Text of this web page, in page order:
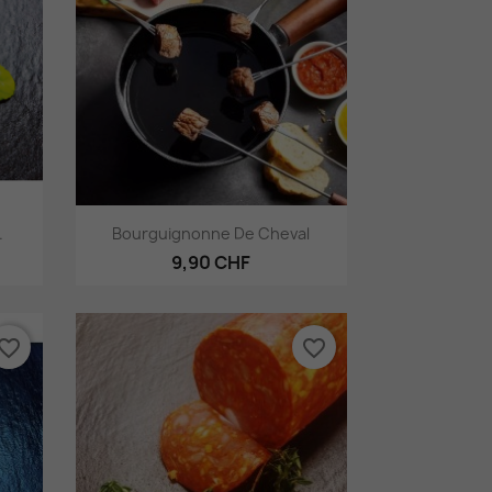
Aperçu rapide
Bourguignonne De Cheval
9,90 CHF
favorite_border